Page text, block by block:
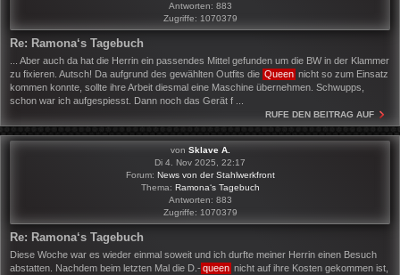
Antworten: 883
Zugriffe: 1070379
Re: Ramona‘s Tagebuch
... Aber auch da hat die Herrin ein passendes Mittel gefunden um die BW in der Klammer
zu fixieren. Autsch! Da aufgrund des gewählten Outfits die Queen nicht so zum Einsatz
kommen konnte, sollte ihre Arbeit diesmal eine Maschine übernehmen. Schwupps,
schon war ich aufgespiesst. Dann noch das Gerät f ...
RUFE DEN BEITRAG AUF
von Sklave A.
Di 4. Nov 2025, 22:17
Forum: News von der Stahlwerkfront
Thema: Ramona‘s Tagebuch
Antworten: 883
Zugriffe: 1070379
Re: Ramona‘s Tagebuch
Diese Woche war es wieder einmal soweit und ich durfte meiner Herrin einen Besuch
abstatten. Nachdem beim letzten Mal die D.- queen nicht auf ihre Kosten gekommen ist,